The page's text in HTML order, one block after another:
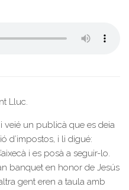
Lluc.
veié un publicà que es deia
d’impostos, i li digué:
i es posà a seguir-lo.
banquet en honor de Jesús
gent eren a taula amb